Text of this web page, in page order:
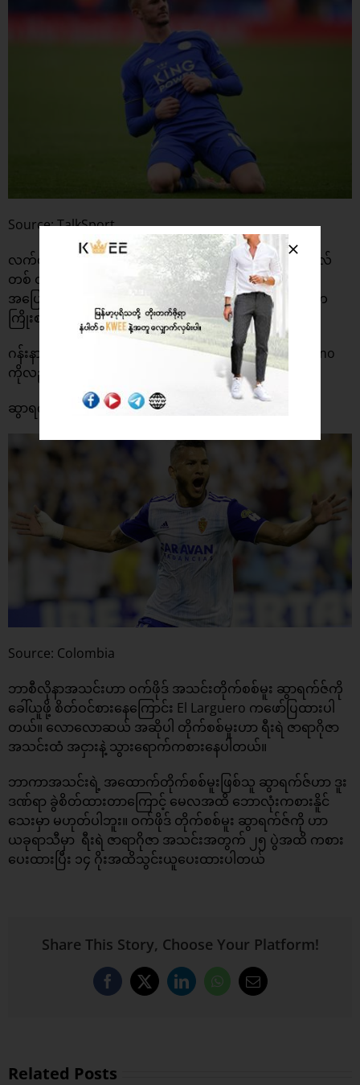
Source: TalkSport
လက်စတာ အသင်းရဲ့ ကွင်းလယ်ဖန်တီးရှင် မက်ဒီဆန် နဲ့ ဆဲလ်
တစ် တိုက်စစ်မူး Odsonne Edouard တို့ကို နောက်လာမဲ့
အပြောင်းအရွှေ့ရာသီမှာ အရခေါ်ယူဖို့ အာဆင်နယ်အသင်းက
ကြိုးစားနေကြောင်း Daily Mail ကဖော်ပြထားပါတယ်။
ဂန်းနား တွေဟာ RB Leipzig နောက်ခံလူ Dayot Upamecano
ကိုလည်း အဲ့မရိတ်ကွင်း ထံခေါ်ယူဖို့ မျက်စိကြနေပါတယ်။
ဆွာရက်ဇ် ကို ဆွာရက်ဇ် နဲ့အစားထိုဖို့ စဉ်းစားနေတဲ့ ဘာကာ
Source: Colombia
ဘာစီလိုနာအသင်းဟာ ဝက်ဖိုဒ် အသင်းတိုက်စစ်မူး ဆွာရက်ဇ်ကို
ခေါ်ယူဖို့ စိတ်ဝင်စားနေကြောင်း El Larguero ကဖော်ပြထားပါ
တယ်။ လောလောဆယ် အဆိုပါ တိုက်စစ်မူးဟာ ရီးရဲ ဇာရာဂိုဇာ
အသင်းထံ အငှားနဲ့ သွားရောက်ကစားနေပါတယ်။
ဘာကာအသင်းရဲ့ အထောက်တိုက်စစ်မူးဖြစ်သူ ဆွာရက်ဇ်ဟာ ဒူး
ဒဏ်ရာ ခွဲစိတ်ထားတာကြောင့် မေလအထိ ဘောလုံးကစားနိူင်
သေးမှာ မဟုတ်ပါဘူး။ ဝက်ဖိုဒ် တိုက်စစ်မူး ဆွာရက်ဇ်ကို ဟာ
ယခုရာသီမှာ ရီးရဲ ဇာရာဂိုဇာ အသင်းအတွက် ၂၅ ပွဲအထိ ကစား
ပေးထားပြီး ၁၄ ဂိုးအထိသွင်းယူပေးထားပါတယ်
Share This Story, Choose Your Platform!
Facebook
X LinkedInWhatsApp
Email
Related Posts